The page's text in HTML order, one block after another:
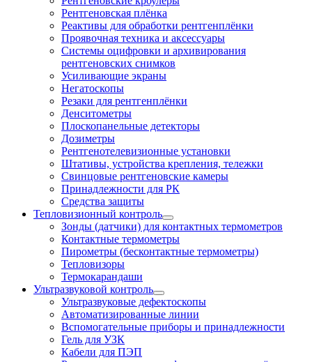
Рентгеновская плёнка
Реактивы для обработки рентгенплёнки
Проявочная техника и аксессуары
Системы оцифровки и архивирования
рентгеновских снимков
Усиливающие экраны
Негатоскопы
Резаки для рентгенплёнки
Денситометры
Плоскопанельные детекторы
Дозиметры
Рентгенотелевизионные установки
Штативы, устройства крепления, тележки
Свинцовые рентгеновские камеры
Принадлежности для РК
Средства защиты
Тепловизионный контроль
Зонды (датчики) для контактных термометров
Контактные термометры
Пирометры (бесконтактные термометры)
Тепловизоры
Термокарандаши
Ультразвуковой контроль
Ультразвуковые дефектоскопы
Автоматизированные линии
Вспомогательные приборы и принадлежности
Гель для УЗК
Кабели для ПЭП